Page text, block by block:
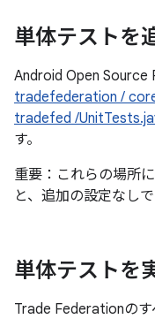
単体テストを
Android Open Source
tradefederation /
tradefed /
す。
重要：これらの場所
と、追加の設定なし
単体テストを
Trade Federationの